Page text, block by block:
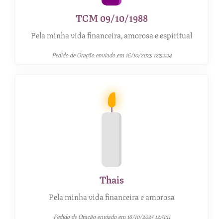
TCM 09/10/1988
Pela minha vida financeira, amorosa e espiritual
Pedido de Oração enviado em 16/10/2025 12:52:24
Thais
Pela minha vida financeira e amorosa
Pedido de Oração enviado em 16/10/2025 12:51:11